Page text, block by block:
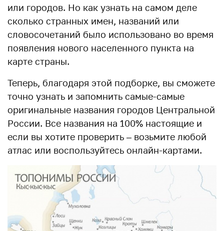
или городов. Но как узнать на самом деле
сколько странных имен, названий или
словосочетаний было использовано во время
появления нового населенного пункта на
карте страны.
Теперь, благодаря этой подборке, вы сможете
точно узнать и запомнить самые-самые
оригинальные названия городов Центральной
России. Все названия на 100% настоящие и
если вы хотите проверить – возьмите любой
атлас или воспользуйтесь онлайн-картами.